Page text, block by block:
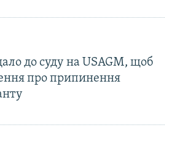
до суду на USAGM, щоб
про припинення